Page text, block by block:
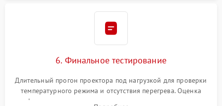
6. Финальное тестирование
Длительный прогон проектора под нагрузкой для проверки
температурного режима и отсутствия перегрева. Оценка
фокуса, контрастности и цветопередачи на тестовых